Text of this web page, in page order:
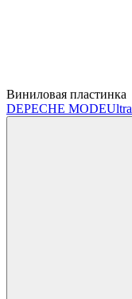
Виниловая пластинка
DEPECHE MODEUltra